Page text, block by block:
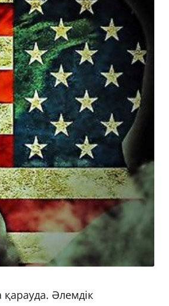
Әлемдік